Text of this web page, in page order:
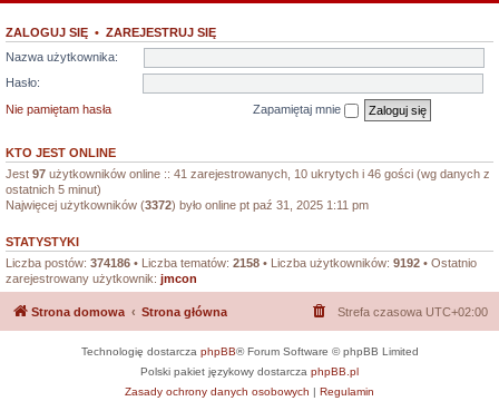
ZALOGUJ SIĘ • ZAREJESTRUJ SIĘ
Nazwa użytkownika:
Hasło:
Nie pamiętam hasła
Zapamiętaj mnie
KTO JEST ONLINE
Jest 97 użytkowników online :: 41 zarejestrowanych, 10 ukrytych i 46 gości (wg danych z
ostatnich 5 minut)
Najwięcej użytkowników (3372) było online pt paź 31, 2025 1:11 pm
STATYSTYKI
Liczba postów: 374186 • Liczba tematów: 2158 • Liczba użytkowników: 9192 • Ostatnio
zarejestrowany użytkownik: jmcon
Strona domowa Strona główna Strefa czasowa UTC+02:00
Technologię dostarcza phpBB® Forum Software © phpBB Limited
Polski pakiet językowy dostarcza phpBB.pl
Zasady ochrony danych osobowych | Regulamin